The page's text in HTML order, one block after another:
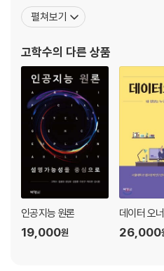
인공지능 윤리 논의, 무엇을 담고 있나
인공지능 기술을 신뢰할 수 있기 위하여
나가는 글 인공지능 논의의 분기점에서
주석
고, 컬럼비아대학교, 싱가포르국립
했다. 법경제학, 개인정보보호, 빅데이터, 인공지능, IT 정책 등의 영
영향은 무엇인지, 그래서 제도
펼쳐보기
고학수의 다른 상품
인공지능 원론
19,000원
데이터 오
26,000